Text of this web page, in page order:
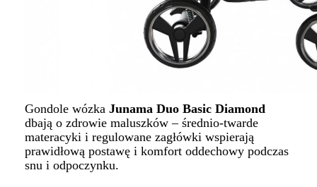
Gondole wózka Junama Duo Basic Diamond
dbają o zdrowie maluszków – średnio-twarde
materacyki i regulowane zagłówki wspierają
prawidłową postawę i komfort oddechowy podczas
snu i odpoczynku.